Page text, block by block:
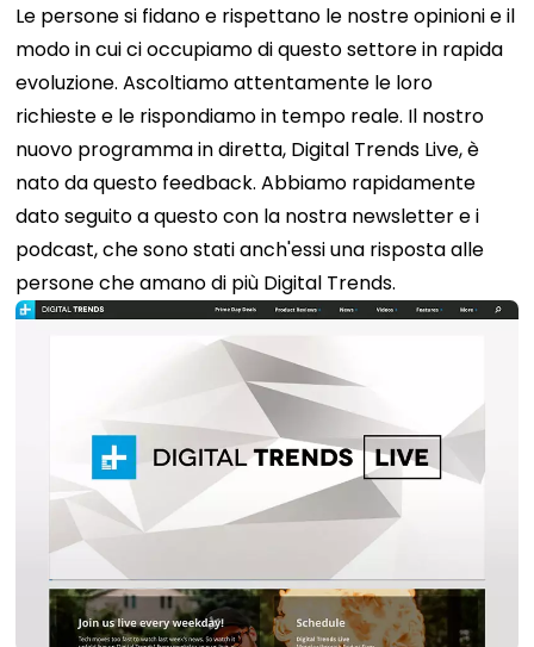
Le persone si fidano e rispettano le nostre opinioni e il
modo in cui ci occupiamo di questo settore in rapida
evoluzione. Ascoltiamo attentamente le loro
richieste e le rispondiamo in tempo reale. Il nostro
nuovo programma in diretta, Digital Trends Live, è
nato da questo feedback. Abbiamo rapidamente
dato seguito a questo con la nostra newsletter e i
podcast, che sono stati anch'essi una risposta alle
persone che amano di più Digital Trends.